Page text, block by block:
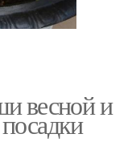
весной и